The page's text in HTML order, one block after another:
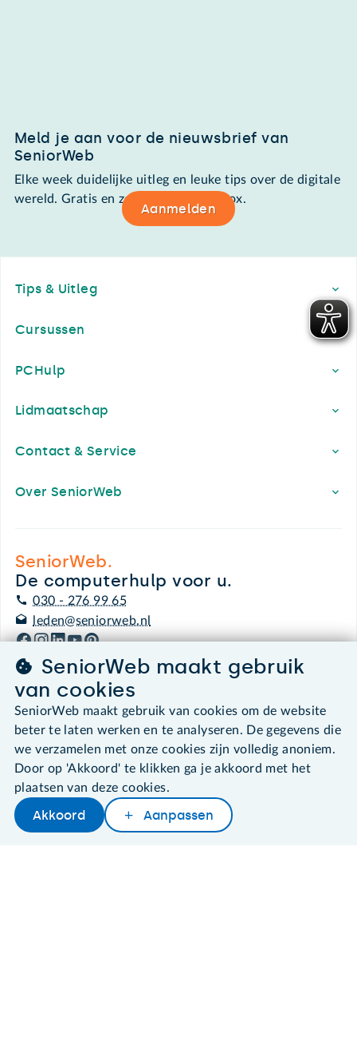
Later lezenDelenWoordenboek
Meld je aan voor de nieuwsbrief van
SeniorWeb
Elke week duidelijke uitleg en leuke tips over de digitale
wereld. Gratis en zomaar in de mailbox.
Aanmelden
Tips & Uitleg
Cursussen
PCHulp
Lidmaatschap
Contact & Service
Over SeniorWeb
SeniorWeb.
De computerhulp voor u.
030 - 276 99 65
leden@seniorweb.nl
©2026 SeniorWeb
Algemene voorwaarden
Cookies en cookie-instellingen
Disclaimer
Privacybeleid
About SeniorWeb
SeniorWeb maakt gebruik
van cookies
SeniorWeb maakt gebruik van cookies om de website
beter te laten werken en te analyseren. De gegevens die
we verzamelen met onze cookies zijn volledig anoniem.
Door op 'Akkoord' te klikken ga je akkoord met het
plaatsen van deze cookies.
Akkoord Aanpassen